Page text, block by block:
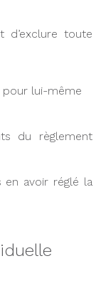
d’exclure toute
pour lui-même
du règlement
en avoir réglé la